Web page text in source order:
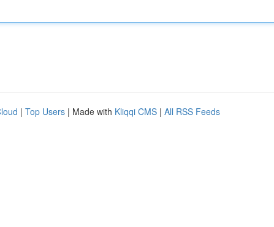
| Top Users | Made with Kliqqi CMS | All RSS Feeds